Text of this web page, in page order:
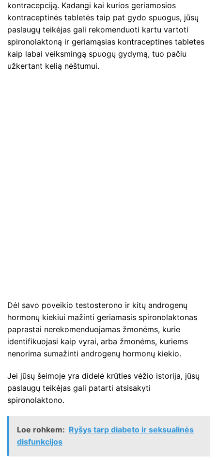
kontracepciją. Kadangi kai kurios geriamosios
kontraceptinės tabletės taip pat gydo spuogus, jūsų
paslaugų teikėjas gali rekomenduoti kartu vartoti
spironolaktoną ir geriamąsias kontraceptines tabletes
kaip labai veiksmingą spuogų gydymą, tuo pačiu
užkertant kelią nėštumui.
Dėl savo poveikio testosterono ir kitų androgenų
hormonų kiekiui mažinti geriamasis spironolaktonas
paprastai nerekomenduojamas žmonėms, kurie
identifikuojasi kaip vyrai, arba žmonėms, kuriems
nenorima sumažinti androgenų hormonų kiekio.
Jei jūsų šeimoje yra didelė krūties vėžio istorija, jūsų
paslaugų teikėjas gali patarti atsisakyti
spironolaktono.
Loe rohkem: Ryšys tarp diabeto ir seksualinės
disfunkcijos